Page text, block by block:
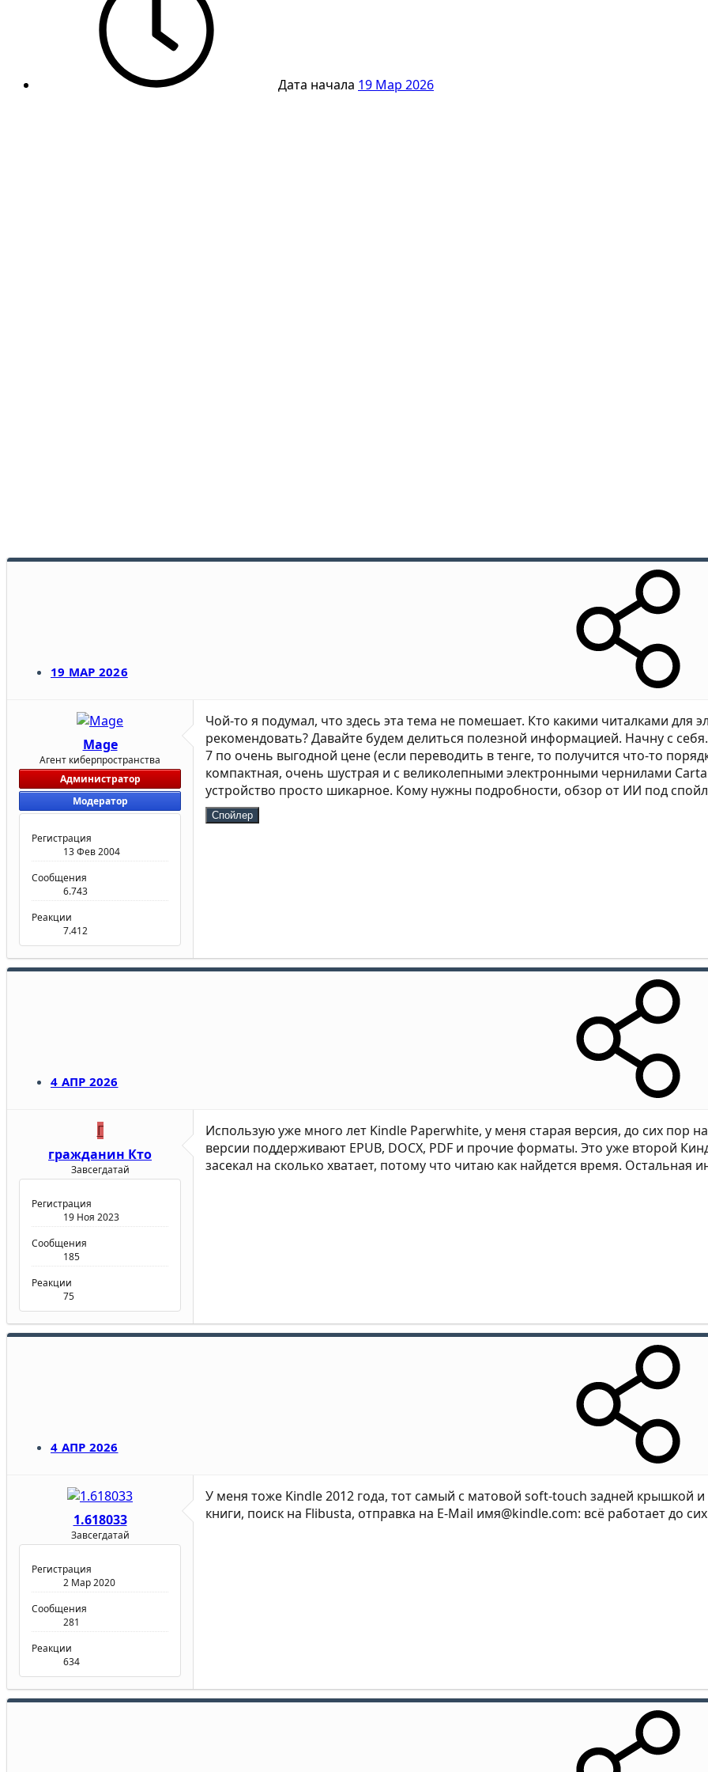
Дата начала 19 Мар 2026
19 МАР 2026
Mage
Агент киберпространства
Администратор
Модератор
Регистрация
13 Фев 2004
Сообщения
6.743
Реакции
7.412
Чой-то я подумал, что здесь эта тема не помешает. Кто какими читалками для
рекомендовать? Давайте будем делиться полезной информацией. Начну с
7 по очень выгодной цене (если переводить в тенге, то получится что-то
компактная, очень шустрая и с великолепными электронными чернилами
устройство просто шикарное. Кому нужны подробности, обзор от ИИ под
Спойлер
4 АПР 2026
Г
гражданин Кто
Завсегдатай
Регистрация
19 Ноя 2023
Сообщения
185
Реакции
75
Использую уже много лет Kindle Paperwhite, у меня старая версия, до сих пор
версии поддерживают EPUB, DOCX, PDF и прочие форматы. Это уже второй
засекал на сколько хватает, потому что читаю как найдется время. Остальная
4 АПР 2026
1.618033
Завсегдатай
Регистрация
2 Мар 2020
Сообщения
281
Реакции
634
У меня тоже Kindle 2012 года, тот самый с матовой soft‑touch задней
книги, поиск на Flibusta, отправка на E-Mail имя@kindle.com: всё работает до